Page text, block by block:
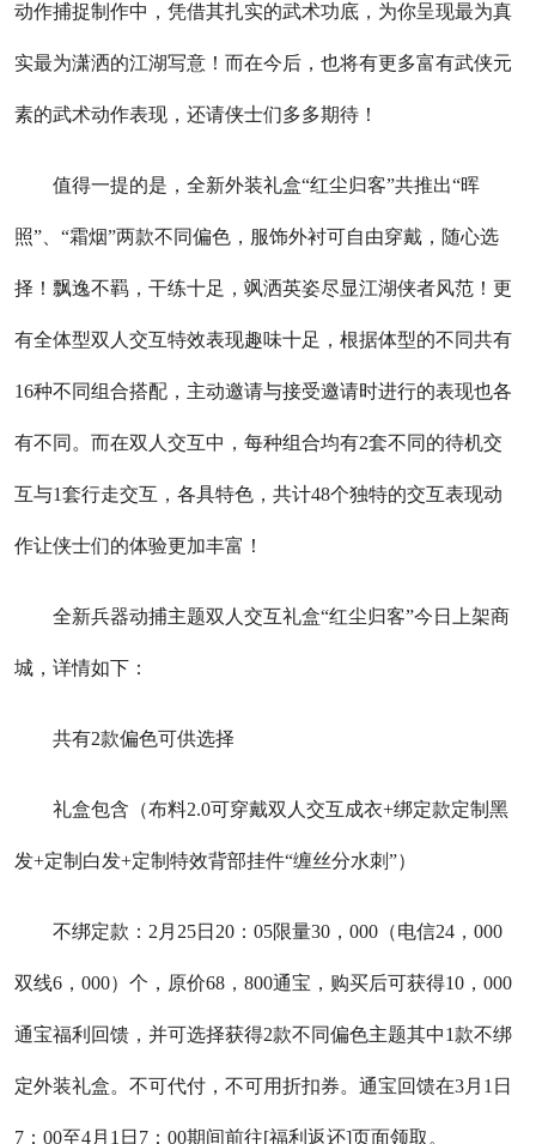
动作捕捉制作中，凭借其扎实的武术功底，为你呈现最为真
实最为潇洒的江湖写意！而在今后，也将有更多富有武侠元
素的武术动作表现，还请侠士们多多期待！
值得一提的是，全新外装礼盒“红尘归客”共推出“晖
照”、“霜烟”两款不同偏色，服饰外衬可自由穿戴，随心选
择！飘逸不羁，干练十足，飒洒英姿尽显江湖侠者风范！更
有全体型双人交互特效表现趣味十足，根据体型的不同共有
16种不同组合搭配，主动邀请与接受邀请时进行的表现也各
有不同。而在双人交互中，每种组合均有2套不同的待机交
互与1套行走交互，各具特色，共计48个独特的交互表现动
作让侠士们的体验更加丰富！
全新兵器动捕主题双人交互礼盒“红尘归客”今日上架商
城，详情如下：
共有2款偏色可供选择
礼盒包含（布料2.0可穿戴双人交互成衣+绑定款定制黑
发+定制白发+定制特效背部挂件“缠丝分水刺”）
不绑定款：2月25日20：05限量30，000（电信24，000
双线6，000）个，原价68，800通宝，购买后可获得10，000
通宝福利回馈，并可选择获得2款不同偏色主题其中1款不绑
定外装礼盒。不可代付，不可用折扣券。通宝回馈在3月1日
7：00至4月1日7：00期间前往[福利返还]页面领取。